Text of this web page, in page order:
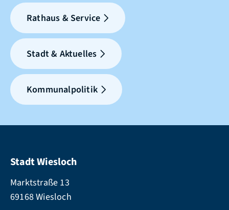
Rathaus & Service
Stadt & Aktuelles
Kommunalpolitik
Stadt Wiesloch
Marktstraße 13
69168 Wiesloch